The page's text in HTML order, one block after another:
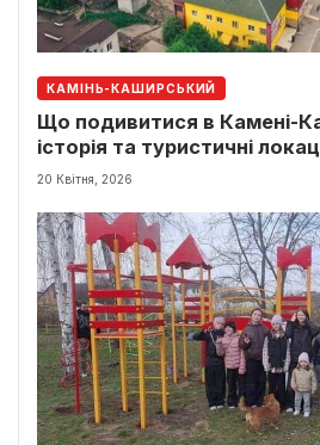
КАМІНЬ-КАШИРСЬКИЙ
Що подивитися в Камені-
історія та туристичні
20 Квітня, 2026